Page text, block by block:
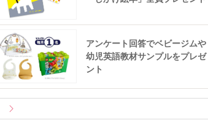
アンケート回答でベビージムや
幼児英語教材サンプルをプレゼ
ント